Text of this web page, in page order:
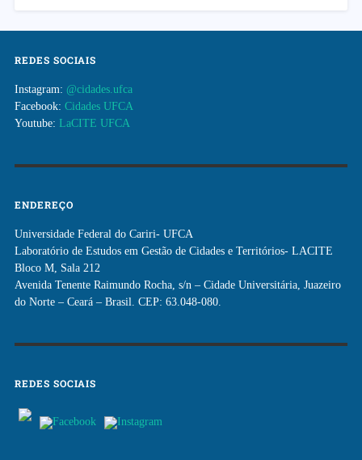
REDES SOCIAIS
Instagram: @cidades.ufca
Facebook: Cidades UFCA
Youtube: LaCITE UFCA
ENDEREÇO
Universidade Federal do Cariri- UFCA
Laboratório de Estudos em Gestão de Cidades e Territórios- LACITE
Bloco M, Sala 212
Avenida Tenente Raimundo Rocha, s/n – Cidade Universitária, Juazeiro
do Norte – Ceará – Brasil. CEP: 63.048-080.
REDES SOCIAIS